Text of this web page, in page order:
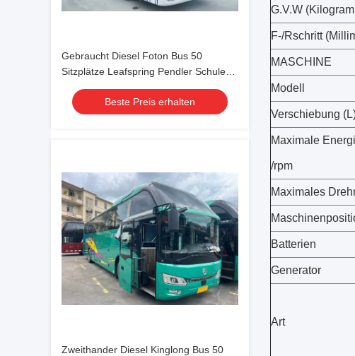
Gebraucht Diesel Foton Bus 50
Sitzplätze Leafspring Pendler Schule
Flughafen Kirche Bus Busse
Beste Preis erhalten
Zweithander Diesel Kinglong Bus 50
G.V.W
F-/Rschritt
MASCHINE
Modell
Verschiebung
Maximale
/rpm
Maximales
Batterien
Generator
Art